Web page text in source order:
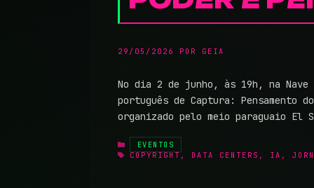
29/05/2026 POR GEIA
No dia 2 de junho, às 19h, na Nave
português de Captura:
organizado pelo meio paraguaio El
CATEGORIAS
EVENTOS
TAGS
COPYRIGHT, DATA CENTERS , IA ,